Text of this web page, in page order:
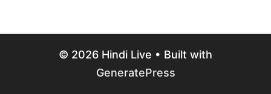
© 2026 Hindi Live • Built with
GeneratePress